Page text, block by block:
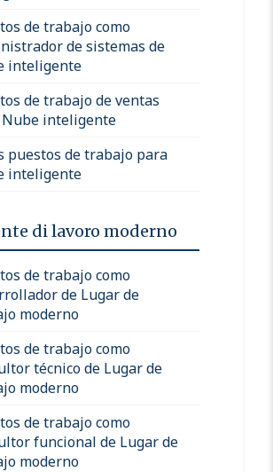
de trabajo como
de sistemas de
inteligente
de trabajo de ventas
inteligente
puestos de trabajo para
inteligente
di lavoro moderno
de trabajo como
de Lugar de
moderno
de trabajo como
técnico de Lugar de
moderno
de trabajo como
funcional de Lugar de
moderno